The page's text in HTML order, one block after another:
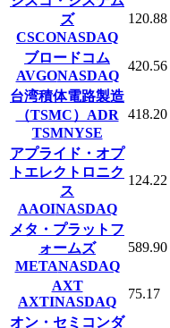
ズ
CSCONASDAQ
120.88
ブロードコム
AVGONASDAQ
420.56
台湾積体電路製造
（TSMC）ADR
TSMNYSE
418.20
アプライド・オプ
トエレクトロニク
ス
AAOINASDAQ
124.22
メタ・プラットフ
ォームズ
METANASDAQ
589.90
AXT
AXTINASDAQ
75.17
オン・セミコンダ